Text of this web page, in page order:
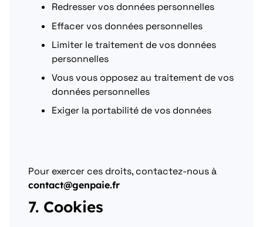
Redresser vos données personnelles
Effacer vos données personnelles
Limiter le traitement de vos données
personnelles
Vous vous opposez au traitement de vos
données personnelles
Exiger la portabilité de vos données
Pour exercer ces droits, contactez-nous à
contact@genpaie.fr
7. Cookies